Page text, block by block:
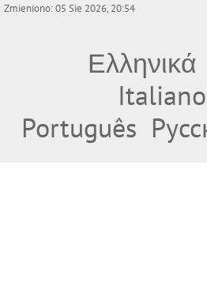
Zmieniono: 05 Sie 2026, 20:54
Ελληνικά
Italiano
Português